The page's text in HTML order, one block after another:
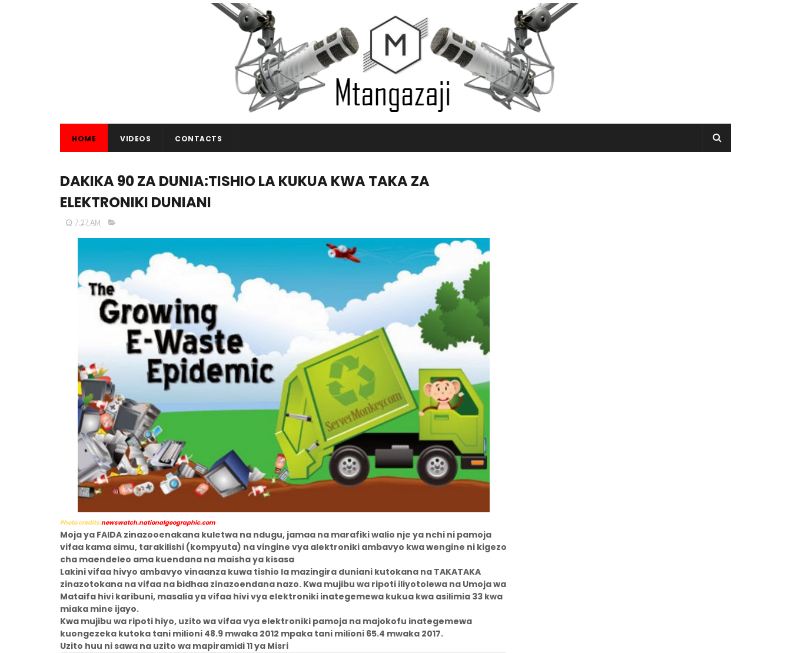
HOME VIDEOS CONTACTS
DAKIKA 90 ZA DUNIA:TISHIO LA KUKUA KWA TAKA ZA
ELEKTRONIKI DUNIANI
7:27 AM
Photo credits:newswatch.nationalgeographic.com
Moja ya FAIDA zinazooenakana kuletwa na ndugu, jamaa na marafiki walio nje ya nchi ni pamoja
vifaa kama simu, tarakilishi (kompyuta) na vingine vya alektroniki ambavyo kwa wengine ni kigezo
cha maendeleo ama kuendana na maisha ya kisasa
Lakini vifaa hivyo ambavyo vinaanza kuwa tishio la mazingira duniani kutokana na TAKATAKA
zinazotokana na vifaa na bidhaa zinazoendana nazo. Kwa mujibu wa ripoti iliyotolewa na Umoja wa
Mataifa hivi karibuni, masalia ya vifaa hivi vya elektroniki inategemewa kukua kwa asilimia 33 kwa
miaka mine ijayo.
Kwa mujibu wa ripoti hiyo, uzito wa vifaa vya elektroniki pamoja na majokofu inategemewa
kuongezeka kutoka tani milioni 48.9 mwaka 2012 mpaka tani milioni 65.4 mwaka 2017.
Uzito huu ni sawa na uzito wa mapiramidi 11 ya Misri